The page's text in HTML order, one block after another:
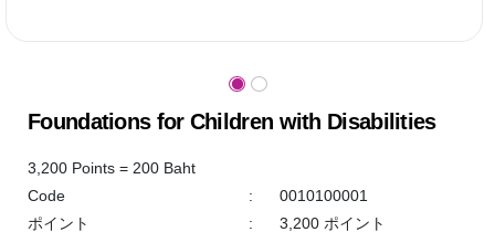
Foundations for Children with Disabilities
3,200 Points = 200 Baht
Code
:
0010100001
ポイント
: 3,200 ポイント